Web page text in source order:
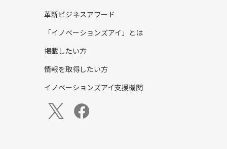
革新ビジネスアワード
「イノベーションズアイ」とは
掲載したい方
情報を取得したい方
イノベーションズアイ支援機関